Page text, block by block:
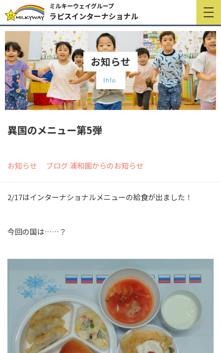
ミルキーウェイグループ
ラピスインターナショナル
お知らせ
Info.
異国のメニュー第5弾
お知らせ ブログ 浦和園からのお知らせ
2/17はインターナショナルメニューの給食が出ました！
今回の国は……？